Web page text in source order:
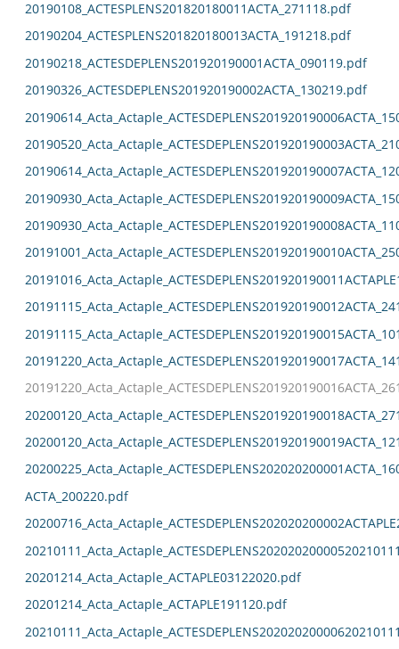
20190108_ACTESPLENS201820180011ACTA_271118.pdf
20190204_ACTESPLENS201820180013ACTA_191218.pdf
20190218_ACTESDEPLENS201920190001ACTA_090119.pdf
20190326_ACTESDEPLENS201920190002ACTA_130219.pdf
ACTA_200220.pdf
20201214_Acta_Actaple_ACTAPLE03122020.pdf
20201214_Acta_Actaple_ACTAPLE191120.pdf